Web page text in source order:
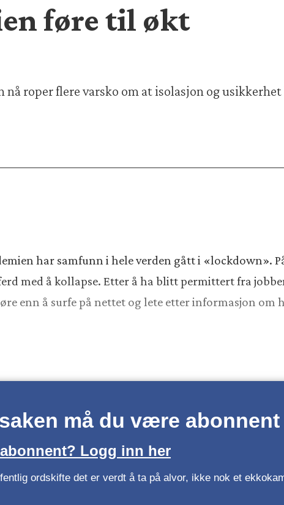
føre til økt
roper flere varsko om at isolasjon og
har samfunn i hele verden gått i «lockdown».
med å kollapse. Etter å ha blitt permittert fra
enn å surfe på nettet og lete etter informasjon om
må du være abonnent
Logg inn her
ordskifte det er verdt å ta på alvor, ikke nok et